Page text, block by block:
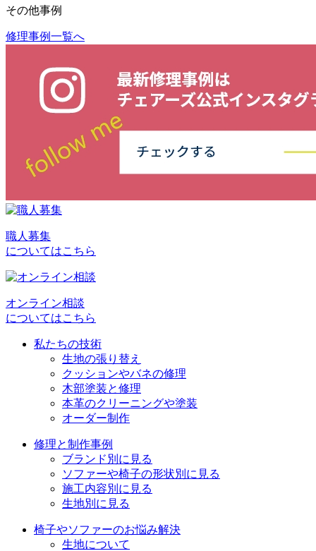
その他事例
投
ョ
ン
修理事例一覧へ
職人募集
についてはこちら
オンライン相談
についてはこちら
私たちの技術
生地の張り替え
クッションやバネの修理
木部塗装と修理
本革のクリーニングや塗装
オーダー制作
修理と制作事例
ブランド別に見る
ソファーや椅子の形状別に見る
施工内容別に見る
生地別に見る
椅子やソファーのお悩み解決
生地について